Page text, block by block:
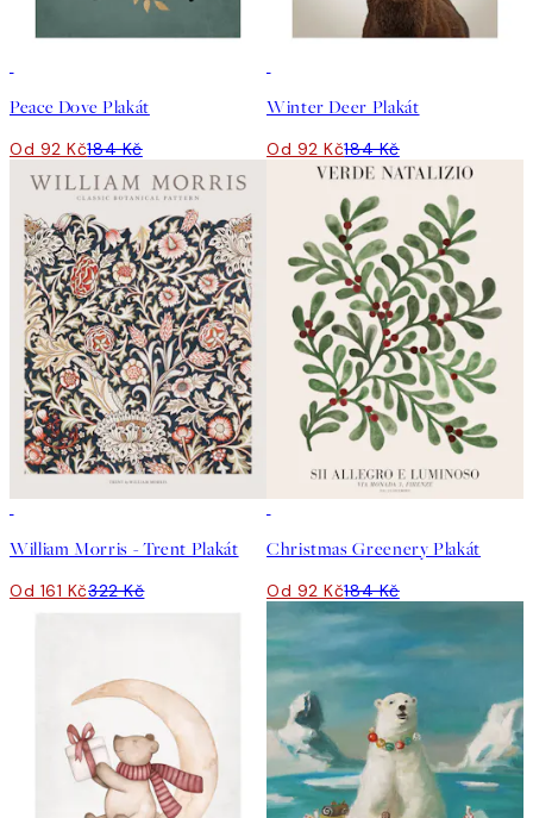
Peace Dove Plakát
Od 92 Kč184 Kč
Winter Deer Plakát
Od 92 Kč184 Kč
William Morris - Trent Plakát
Od 161 Kč322 Kč
Christmas Greenery Plakát
Od 92 Kč184 Kč